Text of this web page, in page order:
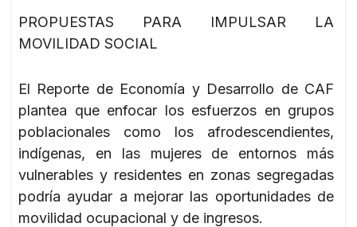
PROPUESTAS PARA IMPULSAR LA
MOVILIDAD SOCIAL
El Reporte de Economía y Desarrollo de CAF
plantea que enfocar los esfuerzos en grupos
poblacionales como los afrodescendientes,
indígenas, en las mujeres de entornos más
vulnerables y residentes en zonas segregadas
podría ayudar a mejorar las oportunidades de
movilidad ocupacional y de ingresos.